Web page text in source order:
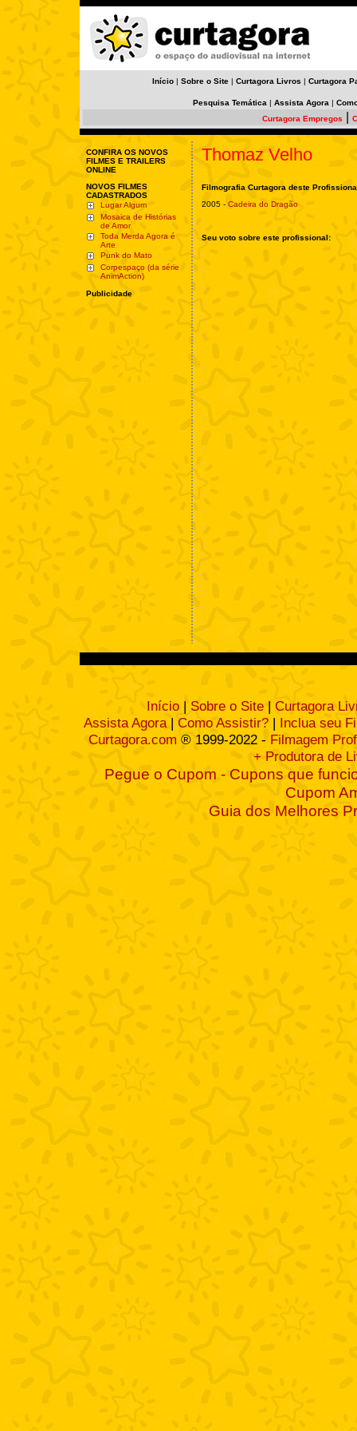
Início | Sobre o Site | Curtagora Livros | Curtagora
Pesquisa Temática | Assista Agora |
Curtagora Empregos
CONFIRA OS NOVOS
FILMES E TRAILERS
ONLINE
NOVOS FILMES
CADASTRADOS
Lugar Algum
Mosaica de Histórias
de Amor
Toda Merda Agora é
Arte
Punk do Mato
Corpespaço (da série
AnimAction)
Publicidade
Thomaz Velho
Filmografia Curtagora deste
2005 - Cadeira do Dragão
Seu voto sobre este profissional:
Início | Sobre o Site | Curtagora
Assista Agora| Como Assistir? | Inclua seu
Curtagora.com ® 1999-2022 - Filmagem
+ Produtora de
Pegue o Cupom - Cupons que
Cupom
Guia dos Melhores